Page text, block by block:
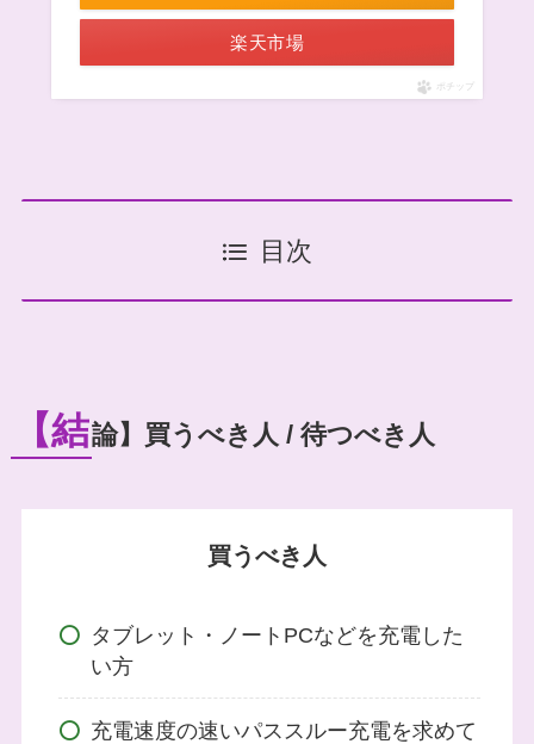
楽天市場
ポチップ
目次
【結論】買うべき人 / 待つべき人
買うべき人
タブレット・ノートPCなどを充電した
い方
充電速度の速いパススルー充電を求めて